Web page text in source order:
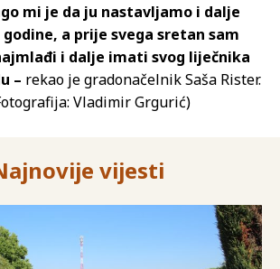
mi je da ju nastavljamo i dalje
a prije svega sretan sam
i dalje imati svog liječnika
– rekao je gradonačelnik Saša Rister.
Vladimir Grgurić)
vijesti